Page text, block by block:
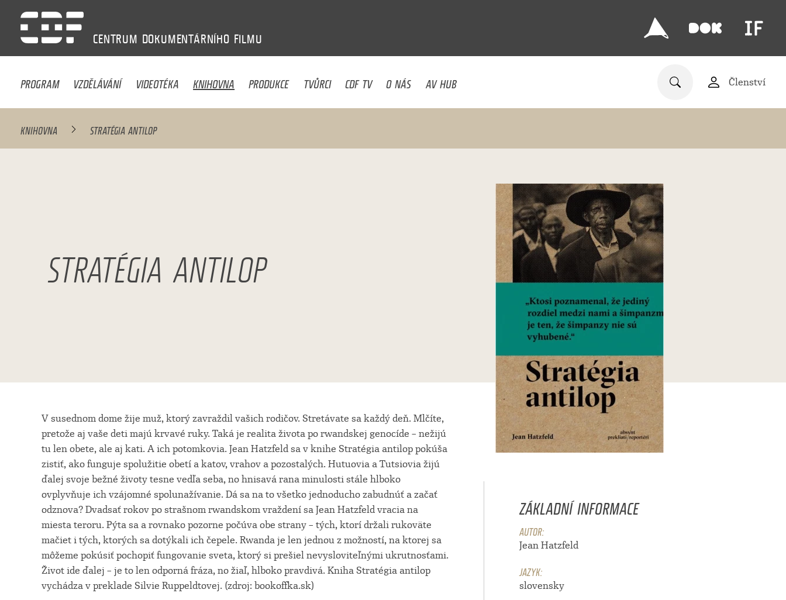
CENTRUM DOKUMENTÁRNÍHO FILMU
PROGRAM VZDĚLÁVÁNÍ VIDEOTÉKA KNIHOVNA PRODUKCE TVŮRCI CDF TV O NÁS AV HUB Členství
KNIHOVNA STRATÉGIA ANTILOP
STRATÉGIA ANTILOP
V susednom dome žije muž, ktorý zavraždil vašich rodičov. Stretávate sa každý deň. Mlčíte,
pretože aj vaše deti majú krvavé ruky. Taká je realita života po rwandskej genocíde – nežijú
tu len obete, ale aj kati. A ich potomkovia. Jean Hatzfeld sa v knihe Stratégia antilop pokúša
zistiť, ako funguje spolužitie obetí a katov, vrahov a pozostalých. Hutuovia a Tutsiovia žijú
ďalej svoje bežné životy tesne vedľa seba, no hnisavá rana minulosti stále hlboko
ovplyvňuje ich vzájomné spolunažívanie. Dá sa na to všetko jednoducho zabudnúť a začať
odznova? Dvadsať rokov po strašnom rwandskom vraždení sa Jean Hatzfeld vracia na
miesta teroru. Pýta sa a rovnako pozorne počúva obe strany – tých, ktorí držali rukoväte
mačiet i tých, ktorých sa dotýkali ich čepele. Rwanda je len jednou z možností, na ktorej sa
môžeme pokúsiť pochopiť fungovanie sveta, ktorý si prešiel nevysloviteľnými ukrutnosťami.
Život ide ďalej – je to len odporná fráza, no žiaľ, hlboko pravdivá. Kniha Stratégia antilop
vychádza v preklade Silvie Ruppeldtovej. (zdroj: bookoffka.sk)
ZÁKLADNÍ INFORMACE
AUTOR:
Jean Hatzfeld
JAZYK:
slovensky